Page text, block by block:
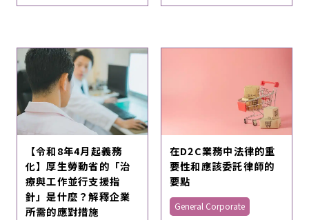
【令和8年4月起義務
化】厚生勞動省的「治
療與工作並行支援指
針」是什麼？解釋企業
所需的應對措施
在D2C業務中法律的重
要性和應該委託律師的
要點
General Corporate